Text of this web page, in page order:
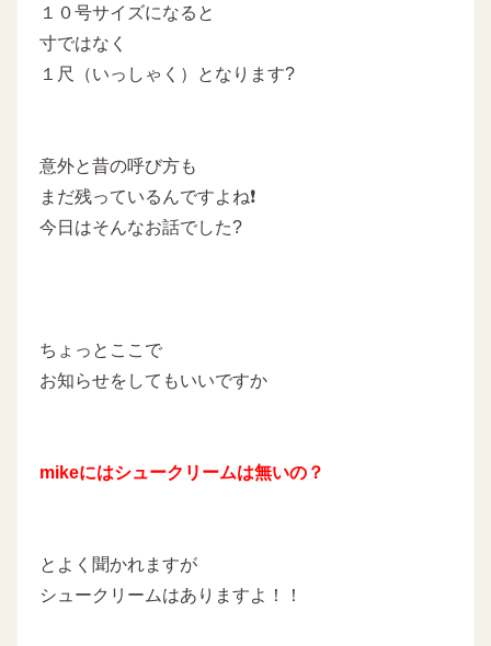
１０号サイズになると
寸ではなく
１尺（いっしゃく）となります?
意外と昔の呼び方も
まだ残っているんですよね❗
今日はそんなお話でした?
ちょっとここで
お知らせをしてもいいですか
mikeにはシュークリームは無いの？
とよく聞かれますが
シュークリームはありますよ！！